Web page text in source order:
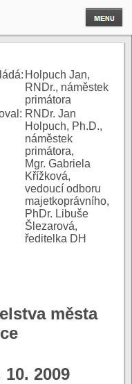
Holpuch Jan,
RNDr., náměstek
primátora
RNDr. Jan
Holpuch, Ph.D.,
náměstek
primátora,
Mgr. Gabriela
Křížková,
vedoucí odboru
majetkoprávního,
PhDr. Libuše
Šlezarová,
ředitelka DH
města
10. 2009